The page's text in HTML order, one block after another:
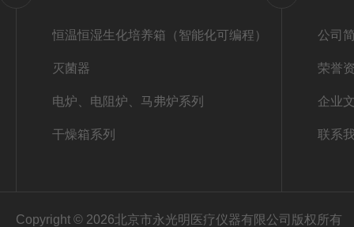
恒温恒湿生化培养箱（智能化可编程）
灭菌器
电炉、电阻炉、马弗炉系列
干燥箱系列
公司
荣誉
企业
联系
Copyright © 2026北京市永光明医疗仪器有限公司版权所有